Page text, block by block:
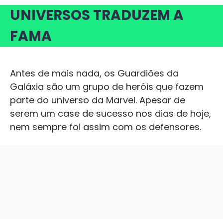
UNIVERSOS TRADUZEM A
FAMA
Antes de mais nada, os Guardiões da
Galáxia são um grupo de heróis que fazem
parte do universo da Marvel. Apesar de
serem um case de sucesso nos dias de hoje,
nem sempre foi assim com os defensores.